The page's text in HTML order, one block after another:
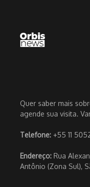
Quer saber mais
agende sua visita.
Telefone: +55 11
Endereço: Rua
Antônio (Zona Sul),